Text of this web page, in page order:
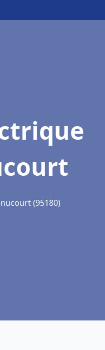
(95180)